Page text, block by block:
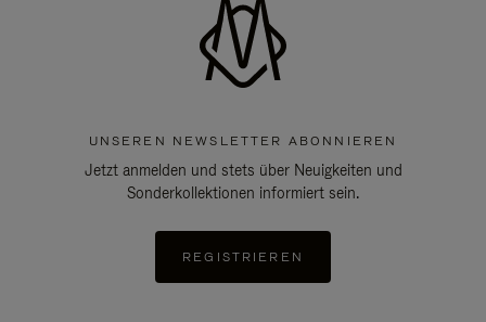
UNSEREN NEWSLETTER ABONNIEREN
Jetzt anmelden und stets über Neuigkeiten und
Sonderkollektionen informiert sein.
REGISTRIEREN